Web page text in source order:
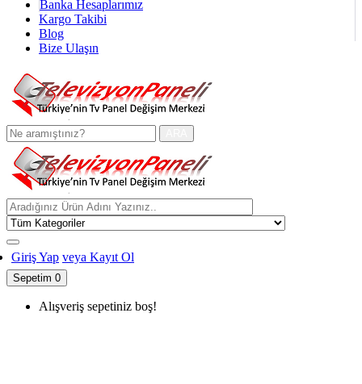
Banka Hesaplarımız
Kargo Takibi
Blog
Bize Ulaşın
Giriş Yap veya Kayıt Ol
Sepetim 0
Alışveriş sepetiniz boş!